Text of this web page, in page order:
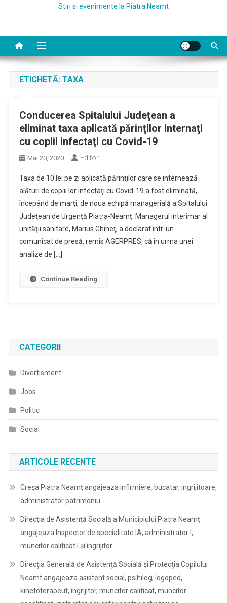
Stiri si evenimente la Piatra Neamt
ETICHETĂ: TAXA
Conducerea Spitalului Judeţean a
eliminat taxa aplicată părinţilor internaţi
cu copiii infectaţi cu Covid-19
Mai 20, 2020 Editor
Taxa de 10 lei pe zi aplicată părinţilor care se internează
alături de copiii lor infectaţi cu Covid-19 a fost eliminată,
începând de marţi, de noua echipă managerială a Spitalului
Judeţean de Urgenţă Piatra-Neamţ. Managerul interimar al
unităţii sanitare, Marius Ghineţ, a declarat într-un
comunicat de presă, remis AGERPRES, că în urma unei
analize de […]
Continue Reading
CATEGORII
Divertisment
Jobs
Politic
Social
ARTICOLE RECENTE
Creșa Piatra Neamț angajeaza infirmiere, bucatar, ingrijitoare,
administrator patrimoniu
Direcţia de Asistenţă Socială a Municipiului Piatra Neamţ
angajeaza Inspector de specialitate IA, administrator I,
muncitor calificat I și îngrijitor
Direcţia Generală de Asistenţă Socială şi Protecţia Copilului
Neamt angajeaza asistent social, psihilog, logoped,
kinetoterapeut, îngrijitor, muncitor calificat, muncitor